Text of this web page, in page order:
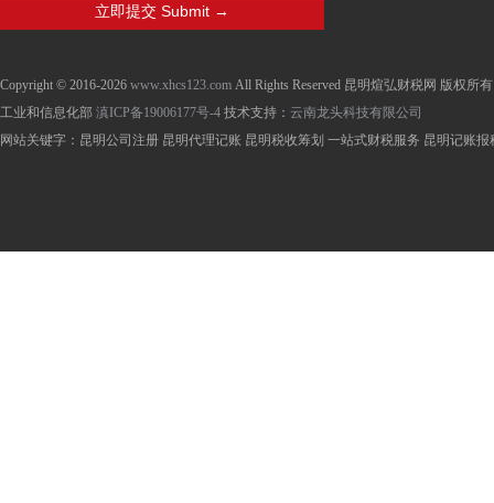
Copyright © 2016-2026 www.xhcs123.com All Rights Reserved 昆明煊弘财税网 版权所有
工业和信息化部 滇ICP备19006177号-4 技术支持： 云南龙头科技有限公司
网站关键字：昆明公司注册 昆明代理记账 昆明税收筹划 一站式财税服务 昆明记账